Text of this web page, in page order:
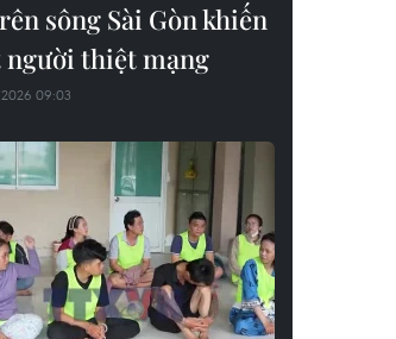
sông Sài Gòn khiến
thiệt mạng
09:03